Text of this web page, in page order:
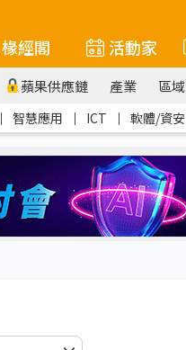
椽經閣 活動家
蘋果供應鏈 產業 區域
｜ 智慧應用 ｜ ICT ｜ 軟體/資安